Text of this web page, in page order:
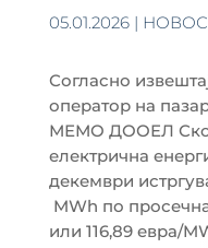
05.01.2026|
Согласно
оператор на
МЕМО ДООЕЛ
електрична
декември
MWh по
или 116,89 евра/